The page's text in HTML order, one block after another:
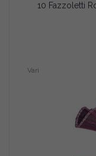
10 Fazzoletti
Vari